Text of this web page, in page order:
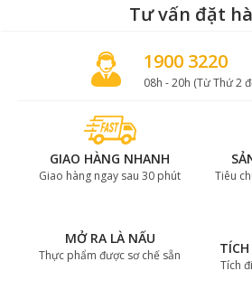
Ngoài ra, sườn có xương bò
thể chế biến các món kho, hầm
ngày rất đưa cơm.
Gofood phân phối
quyền thịt bò Greater
Hệ thống của hàng Gofood là đơn
quyền cung cấp thịt bò Mỹ
Nam.
Tư vấn đặt
1900 3220
08h - 20h (Từ Thứ 2
GIAO HÀNG NHANH
Giao hàng ngay sau 30 phút Tiêu
MỞ RA LÀ NẤU
Thực phẩm được sơ chế sẵn
Tích